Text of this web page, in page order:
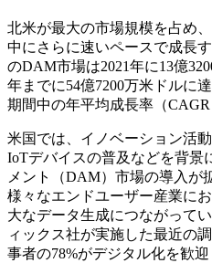
北米が最大の市場規模を占め
中にさらに速いペースで成長
のDAM市場は2021年に13億
年までに54億7200万米ドルに
期間中の年平均成長率（CAGR
米国では、イノベーション活
IoTデバイスの普及などを背景
メント（DAM）市場の導入が
様々なエンドユーザー産業に
大なデータ生成につながって
ィックス社が実施した最近の
事者の78%がデジタル化を歓迎